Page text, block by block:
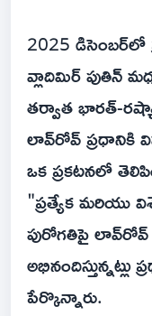
2025 డిసెంబర్‌లో
వ్లాదిమిర్ పుతిన్
తర్వాత భారత్-
లావ్‌రోవ్ ప్రధానికి
ఒక ప్రకటనలో
"ప్రత్యేక మరియు
పురోగతిపై
పేర్కొన్నారు.